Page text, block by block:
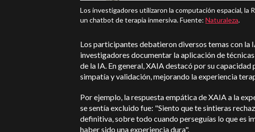
Los investigadores utilizaron la computación espacial, la
un chatbot de terapia inmersiva. Fuente: Naturaleza.
Los participantes debatieron diversos temas con la
investigadores documentar la aplicación de
de la IA. En general, XAIA destacó por su capacidad
simpatía y validación, mejorando la experiencia
Por ejemplo, la respuesta empática de XAIA a la
se sentía excluido fue: "Siento que te sintieras
definitiva, sobre todo cuando perseguías lo que es
haber sido una experiencia dura".